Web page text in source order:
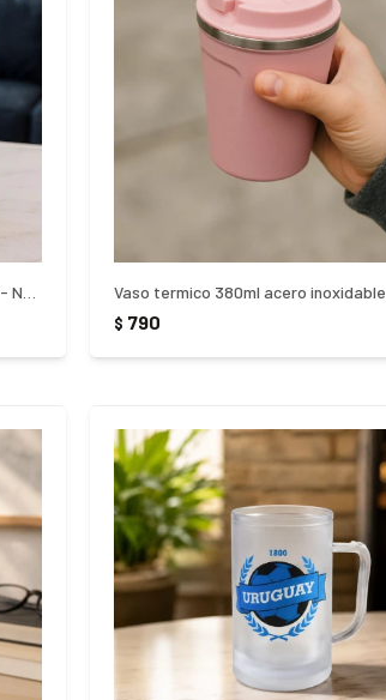
Vaso termico 380ml acero inoxidable
$ 790